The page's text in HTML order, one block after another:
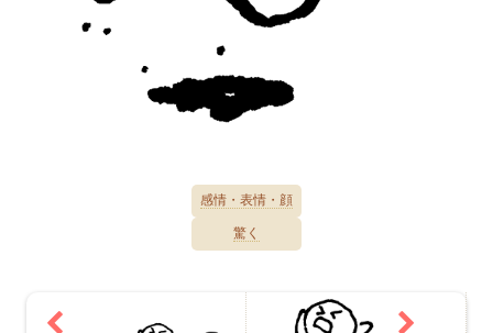
感情・表情・顔
驚く